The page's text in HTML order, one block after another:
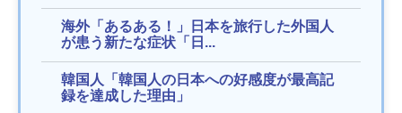
海外「あるある！」日本を旅行した外国人
が患う新たな症状「日...
韓国人「韓国人の日本への好感度が最高記
録を達成した理由」